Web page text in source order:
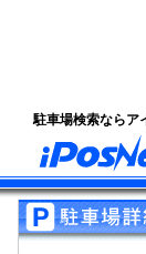
駐車場検索ならア